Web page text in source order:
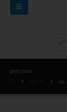
percorso:
SHOP
46